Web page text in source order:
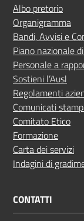
Albo pretorio
Organigramma
Bandi, Avvisi e
Piano nazionale
Personale a
Sostieni l’Ausl
Regolamenti
Comunicati
Comitato Etico
Formazione
Carta dei servizi
Indagini di
CONTATTI